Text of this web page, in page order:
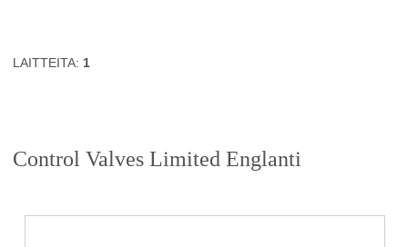
LAITTEITA: 1
Control Valves Limited Englanti